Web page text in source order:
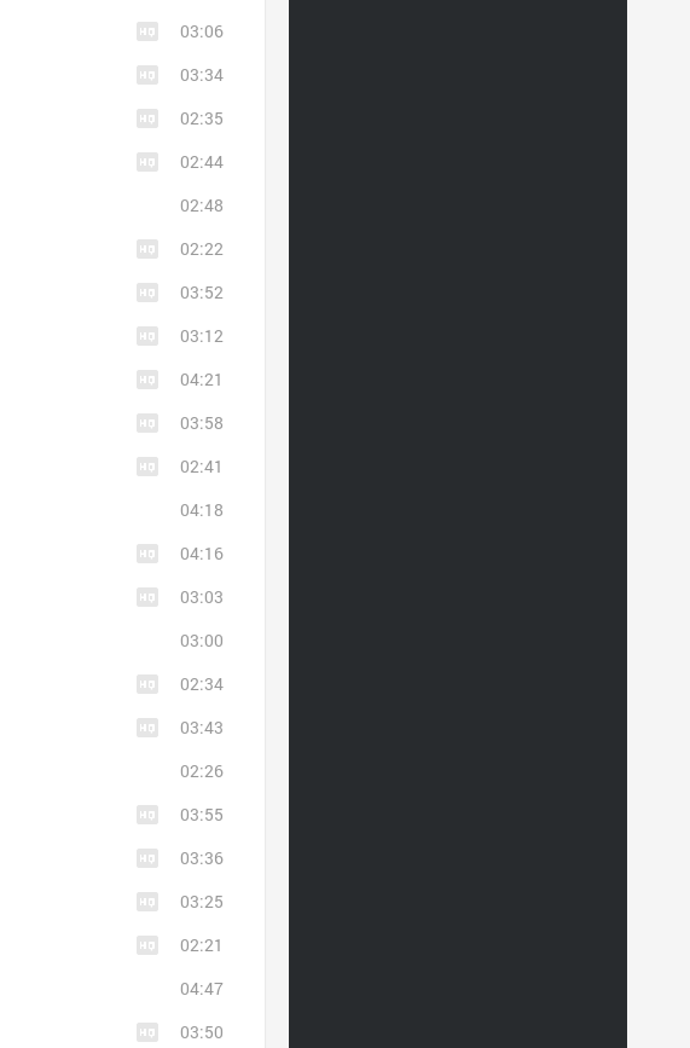
03:06
03:34
02:35
02:44
02:48
02:22
03:52
03:12
04:21
03:58
02:41
04:18
04:16
03:03
03:00
02:34
03:43
02:26
03:55
03:36
03:25
02:21
04:47
03:50